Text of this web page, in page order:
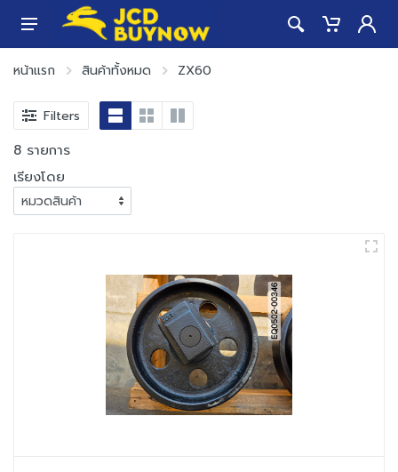
หน้าแรก สินค้าทั้งหมด ZX60
Filters
8 รายการ
เรียงโดย